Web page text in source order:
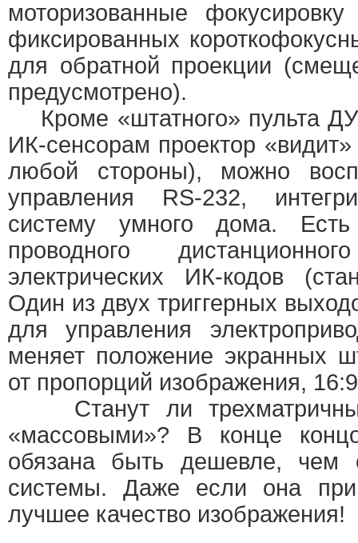
моторизованные
фиксированных
для обратной проекции
предусмотрено).
Кроме «штатного» пульта
ИК-сенсорам проектор
любой стороны), можно
управления RS-232,
систему умного дома.
проводного
электрических ИК-кодов
Один из двух триггерных
для управления
меняет положение экранных
от пропорций изображения,
Станут ли
«массовыми»? В конце
обязана быть дешевле, чем
системы. Даже если она при
лучшее качество изображения!